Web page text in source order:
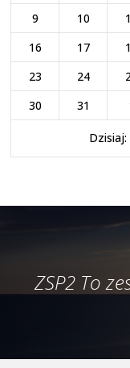
9
10
16
17
23
24
30
31
ZSP2 To